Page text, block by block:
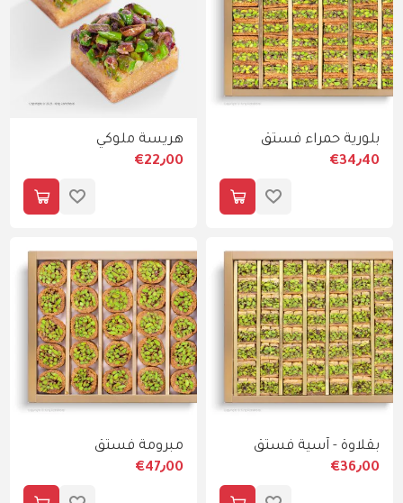
بلورية حمراء فستق
€34٫40
هريسة ملوكي
€22٫00
بقلاوة - آسية فستق
€36٫00
مبرومة فستق
€47٫00